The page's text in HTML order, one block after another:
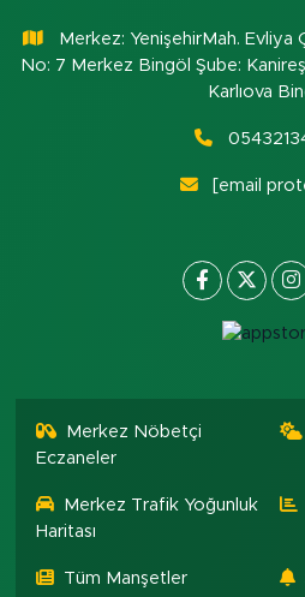
Merkez: YenişehirMah.
No: 7 Merkez Bingöl Şube:
Karlıova
[email
Merkez Nöbetçi
Eczaneler
Merkez Trafik Yoğunluk
Haritası
Tüm Manşetler